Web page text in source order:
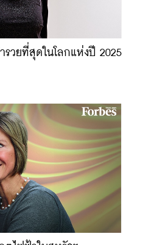
วยที่สุดในโลกแห่งปี 2025